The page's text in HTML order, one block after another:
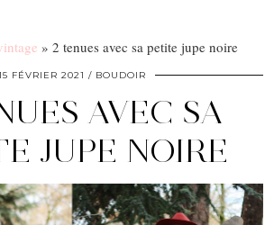
» 2 tenues avec sa petite jupe noire
FÉVRIER 2021 BOUDOIR
AVEC SA
JUPE NOIRE